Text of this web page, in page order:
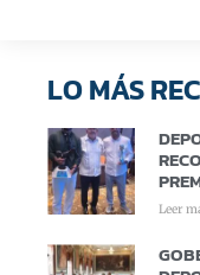
LO MÁS
Leer